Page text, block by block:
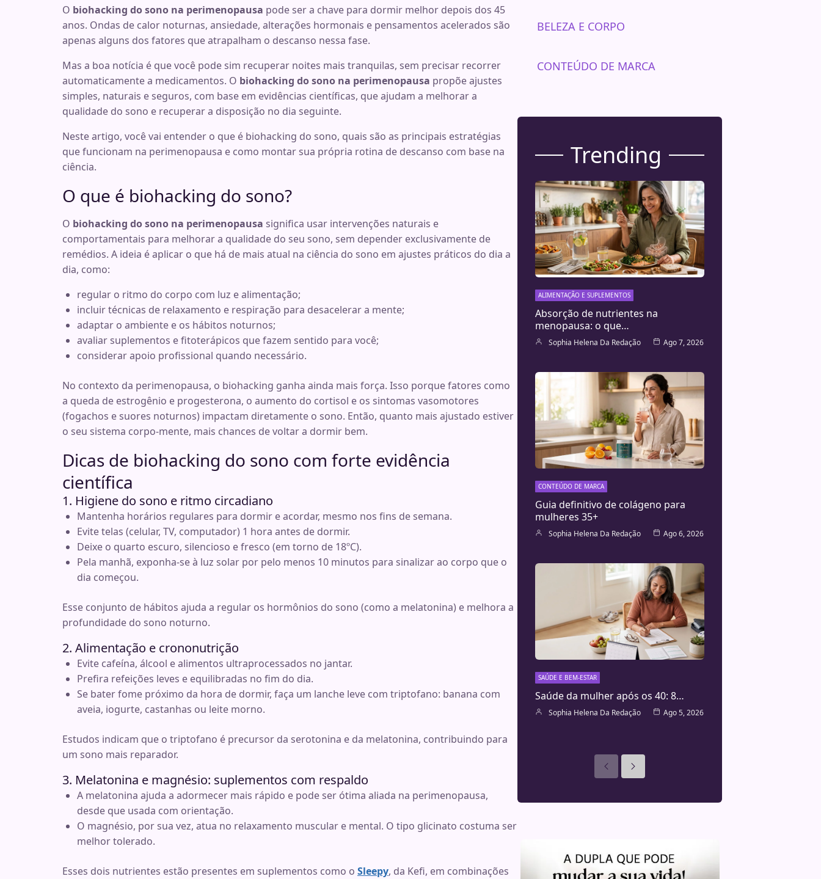
O biohacking do sono na perimenopausa pode ser a chave para dormir melhor depois dos 45
anos. Ondas de calor noturnas, ansiedade, alterações hormonais e pensamentos acelerados são
apenas alguns dos fatores que atrapalham o descanso nessa fase.
Mas a boa notícia é que você pode sim recuperar noites mais tranquilas, sem precisar recorrer
automaticamente a medicamentos. O biohacking do sono na perimenopausa propõe ajustes
simples, naturais e seguros, com base em evidências científicas, que ajudam a melhorar a
qualidade do sono e recuperar a disposição no dia seguinte.
Neste artigo, você vai entender o que é biohacking do sono, quais são as principais estratégias
que funcionam na perimenopausa e como montar sua própria rotina de descanso com base na
ciência.
O que é biohacking do sono?
O biohacking do sono na perimenopausa significa usar intervenções naturais e
comportamentais para melhorar a qualidade do seu sono, sem depender exclusivamente de
remédios. A ideia é aplicar o que há de mais atual na ciência do sono em ajustes práticos do dia a
dia, como:
regular o ritmo do corpo com luz e alimentação;
incluir técnicas de relaxamento e respiração para desacelerar a mente;
adaptar o ambiente e os hábitos noturnos;
avaliar suplementos e fitoterápicos que fazem sentido para você;
considerar apoio profissional quando necessário.
No contexto da perimenopausa, o biohacking ganha ainda mais força. Isso porque fatores como
a queda de estrogênio e progesterona, o aumento do cortisol e os sintomas vasomotores
(fogachos e suores noturnos) impactam diretamente o sono. Então, quanto mais ajustado estiver
o seu sistema corpo-mente, mais chances de voltar a dormir bem.
Dicas de biohacking do sono com forte evidência
científica
1. Higiene do sono e ritmo circadiano
Mantenha horários regulares para dormir e acordar, mesmo nos fins de semana.
Evite telas (celular, TV, computador) 1 hora antes de dormir.
Deixe o quarto escuro, silencioso e fresco (em torno de 18ºC).
Pela manhã, exponha-se à luz solar por pelo menos 10 minutos para sinalizar ao corpo que o
dia começou.
Esse conjunto de hábitos ajuda a regular os hormônios do sono (como a melatonina) e melhora a
profundidade do sono noturno.
2. Alimentação e crononutrição
Evite cafeína, álcool e alimentos ultraprocessados no jantar.
Prefira refeições leves e equilibradas no fim do dia.
Se bater fome próximo da hora de dormir, faça um lanche leve com triptofano: banana com
aveia, iogurte, castanhas ou leite morno.
Estudos indicam que o triptofano é precursor da serotonina e da melatonina, contribuindo para
um sono mais reparador.
3. Melatonina e magnésio: suplementos com respaldo
A melatonina ajuda a adormecer mais rápido e pode ser ótima aliada na perimenopausa,
desde que usada com orientação.
O magnésio, por sua vez, atua no relaxamento muscular e mental. O tipo glicinato costuma ser
melhor tolerado.
Esses dois nutrientes estão presentes em suplementos como o Sleepy, da Kefi, em combinações
BELEZA E CORPO
CONTEÚDO DE MARCA
Trending
ALIMENTAÇÃO E SUPLEMENTOS
Absorção de nutrientes na
menopausa: o que…
Sophia Helena Da Redação Ago 7, 2026
CONTEÚDO DE MARCA
Guia definitivo de colágeno para
mulheres 35+
Sophia Helena Da Redação Ago 6, 2026
SAÚDE E BEM-ESTAR
Saúde da mulher após os 40: 8…
Sophia Helena Da Redação Ago 5, 2026
AnterioresSeguinte